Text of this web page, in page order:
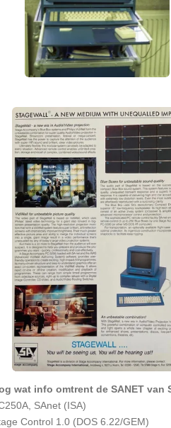
wat info omtrent de SANET van
SAnet (ISA)
Control 1.0 (DOS 6.22/GEM)